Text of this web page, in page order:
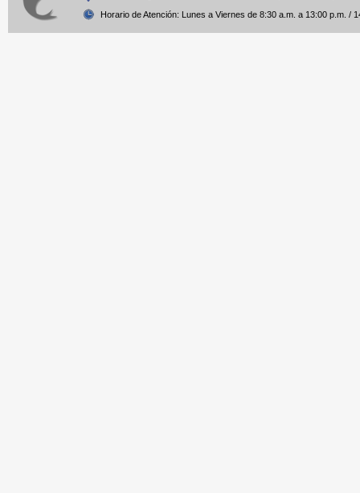
Horario de Atención: Lunes a Viernes de 8:30 a.m. a 13:00 p.m. /